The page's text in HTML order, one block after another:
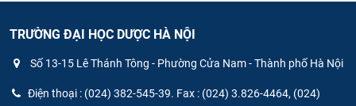
TRƯỜNG ĐẠI HỌC DƯỢC HÀ NỘI
Số 13-15 Lê Thánh Tông - Phường Cửa Nam - Thành phố Hà Nội
Điện thoại : (024) 382-545-39. Fax : (024) 3.826-4464, (024)